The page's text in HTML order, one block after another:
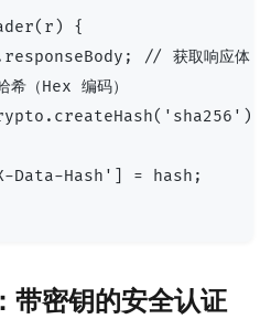
{
// 获取响应体
（Hex 编码）
Data-Hash'] = hash;
带密钥的安全认证